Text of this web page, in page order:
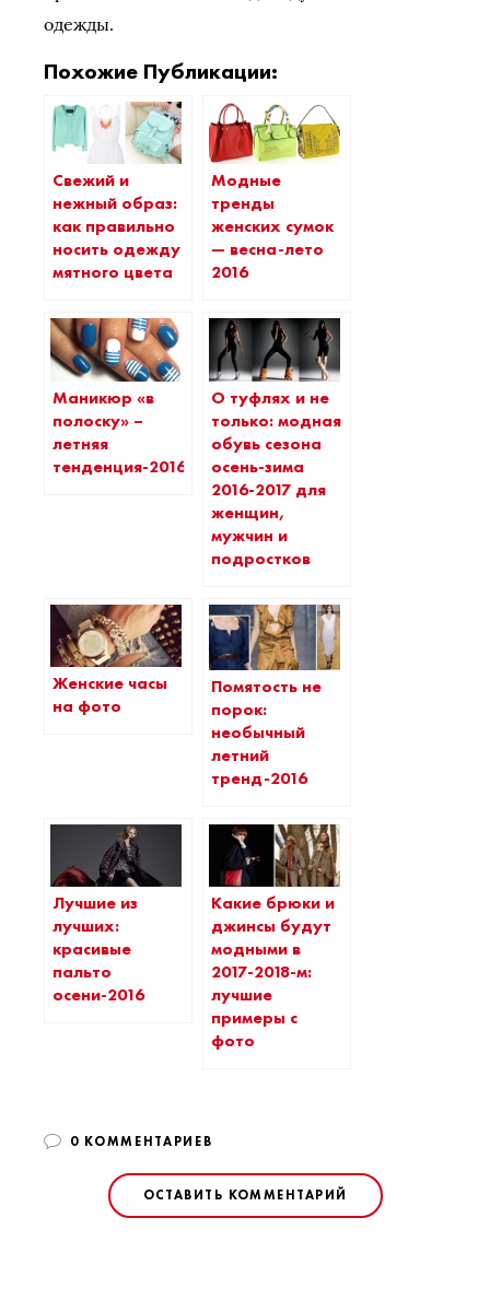
одежды.
Похожие Публикации:
Свежий и
нежный образ:
как правильно
носить одежду
мятного цвета
Модные
тренды
женских сумок
— весна-лето
2016
Маникюр «в
полоску» –
летняя
тенденция-2016
О туфлях и не
только: модная
обувь сезона
осень-зима
2016-2017 для
женщин,
мужчин и
подростков
Женские часы
на фото
Помятость не
порок:
необычный
летний
тренд-2016
Лучшие из
лучших:
красивые
пальто
осени-2016
Какие брюки и
джинсы будут
модными в
2017-2018-м:
лучшие
примеры с
фото
0 КОММЕНТАРИЕВ
ОСТАВИТЬ КОММЕНТАРИЙ